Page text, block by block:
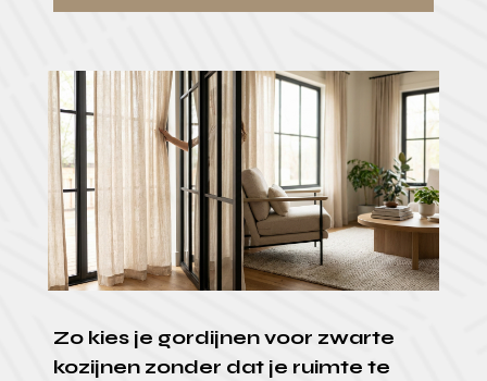
Zo kies je gordijnen voor zwarte
kozijnen zonder dat je ruimte te